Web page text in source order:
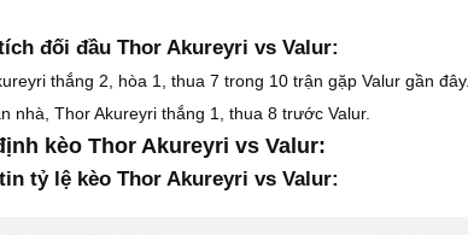
đối đầu Thor Akureyri vs Valur:
thắng 2, hòa 1, thua 7 trong 10 trận gặp Valur gần đây.
nhà, Thor Akureyri thắng 1, thua 8 trước Valur.
kèo Thor Akureyri vs Valur:
tỷ lệ kèo Thor Akureyri vs Valur: